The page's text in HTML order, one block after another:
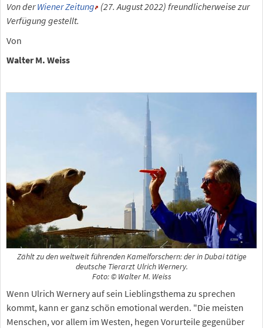
Von derWiener Zeitung (27. August 2022) freundlicherweise zur
Verfügung gestellt.
Von
Walter M. Weiss
Zählt zu den weltweit führenden Kamelforschern: der in Dubai tätige
deutsche Tierarzt Ulrich Wernery.
Foto: © Walter M. Weiss
Wenn Ulrich Wernery auf sein Lieblingsthema zu sprechen
kommt, kann er ganz schön emotional werden. "Die meisten
Menschen, vor allem im Westen, hegen Vorurteile gegenüber